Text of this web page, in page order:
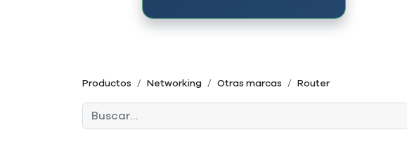
Productos Networking Otras marcas Router